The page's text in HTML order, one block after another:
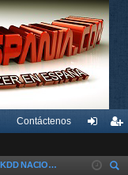
Contáctenos
nti ist
3ª GRAN KDD NACIONAL - 2007